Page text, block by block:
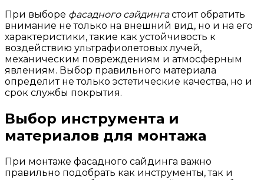
При выборе фасадного сайдингастоит обратить
внимание не только на внешний вид, но и на его
характеристики, такие как устойчивость к
воздействию ультрафиолетовых лучей,
механическим повреждениям и атмосферным
явлениям. Выбор правильного материала
определит не только эстетические качества, но и
срок службы покрытия.
Выбор инструмента и
материалов для монтажа
При монтаже фасадного сайдинга важно
правильно подобрать как инструменты, так и